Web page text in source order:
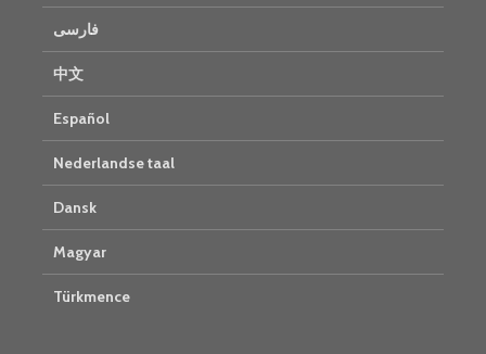
فارسی
中文
Español
Nederlandse taal
Dansk
Magyar
Türkmence